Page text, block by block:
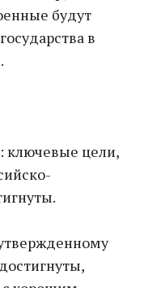
будут
в
ключевые цели,